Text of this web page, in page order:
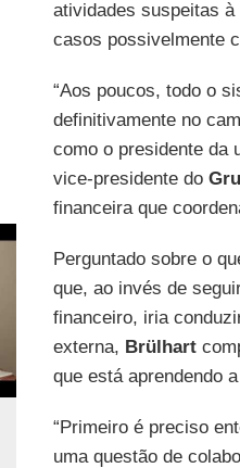
atividades suspeitas à
casos possivelmente
“Aos poucos, todo o
definitivamente no
como o presidente da
vice-presidente do
financeira que
Perguntado sobre o
que, ao invés de
financeiro, iria
externa, Brülhart
que está aprendendo
“Primeiro é preciso
uma questão de